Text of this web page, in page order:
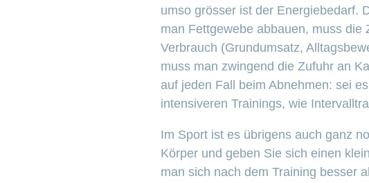
umso grösser ist der Energiebedarf.
man Fettgewebe abbauen, muss
Verbrauch (Grundumsatz,
muss man zwingend die Zufuhr an
auf jeden Fall beim Abnehmen: sei
intensiveren Trainings, wie
Im Sport ist es übrigens auch ganz
Körper und geben Sie sich einen
man sich nach dem Training besser